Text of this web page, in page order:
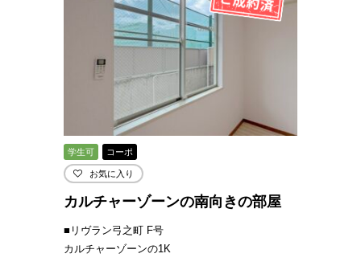
学生可 コーポ
お気に入り
カルチャーゾーンの南向きの部屋
■リヴラン弓之町 F号
カルチャーゾーンの1K